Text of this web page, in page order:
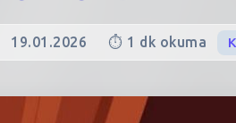
19.01.2026 ⏱️ 1 dk okuma